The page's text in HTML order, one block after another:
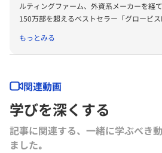
ルティングファーム、外資系メーカーを経
150万部を超えるベストセラー「グロービス
ング』『グロービスMBAキーワード 図解
『グロービスMBAキーワード 図解 基本フ
（東洋経済新報社）、『［実況］ロジカル
アカウンティング教室』『競争優位として
究所）、『ロジカルシンキングの落とし穴
（以上グロービス電子出版）、共著書に『
ト・ブック』『グロービスMBAマネジメン
分析と意思決定』『グロービスMBAビジネ
もっとみる
関連動画
学びを深くする
記事に関連する、一緒に学ぶべき
ました｡